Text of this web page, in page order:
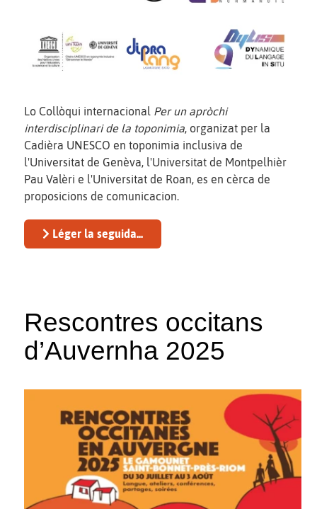
Lo Collòqui internacional Per un apròchi
interdisciplinari de la toponimia, organizat per la
Cadièra UNESCO en toponimia inclusiva de
l'Universitat de Genèva, l'Universitat de Montpelhièr
Pau Valèri e l'Universitat de Roan, es en cèrca de
proposicions de comunicacion.
Léger la seguida...
Rescontres occitans
d’Auvernha 2025